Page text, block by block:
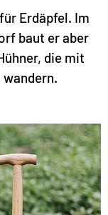
Erdäpfel. Im
baut er aber
die mit
wandern.